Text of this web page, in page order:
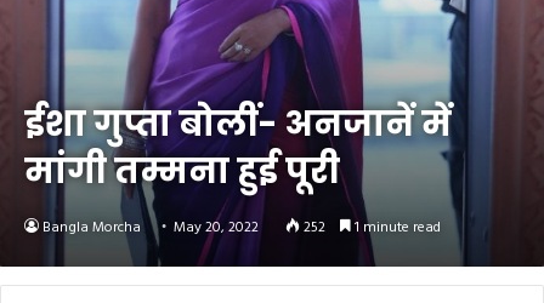
ईशा गुप्ता बोलीं- अनजानें में
मांगी तम्मना हुई पूरी
Bangla Morcha May 20, 2022 252 1 minute read